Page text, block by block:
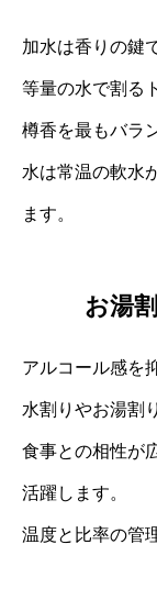
加水は香りの鍵
等量の水で割る
樽香を最もバラ
水は常温の軟水
ます。
お湯
アルコール感を
水割りやお湯割
食事との相性が
活躍します。
温度と比率の管